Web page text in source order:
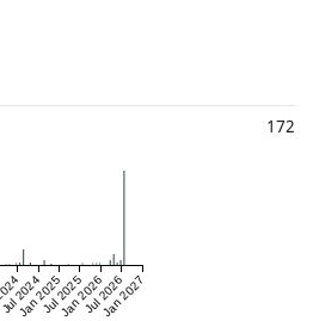
172
Jul 2024
Jan 2025Jul 2025
Jan 2026Jul 2026
Jan 2027